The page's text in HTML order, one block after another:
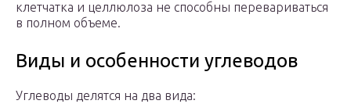
клетчатка и целлюлоза не способны перевариваться
в полном объеме.
Виды и особенности углеводов
Углеводы делятся на два вида: